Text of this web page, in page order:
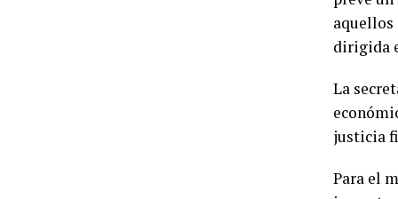
aquellos
dirigida
La
justicia
Para el